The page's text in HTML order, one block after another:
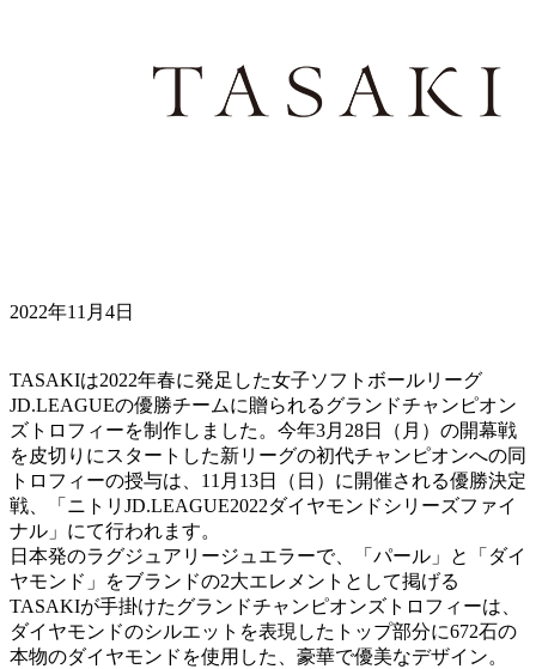
2022年11月4日
TASAKIは2022年春に発足した女子ソフトボールリーグ
JD.LEAGUEの優勝チームに贈られるグランドチャンピオン
ズトロフィーを制作しました。今年3月28日（月）の開幕戦
を皮切りにスタートした新リーグの初代チャンピオンへの同
トロフィーの授与は、11月13日（日）に開催される優勝決定
戦、「ニトリJD.LEAGUE2022ダイヤモンドシリーズファイ
ナル」にて行われます。
日本発のラグジュアリージュエラーで、「パール」と「ダイ
ヤモンド」をブランドの2大エレメントとして掲げる
TASAKIが手掛けたグランドチャンピオンズトロフィーは、
ダイヤモンドのシルエットを表現したトップ部分に672石の
本物のダイヤモンドを使用した、豪華で優美なデザイン。